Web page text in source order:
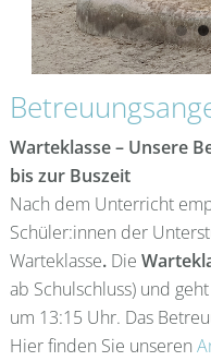
Warteklasse – Unsere
bis zur Buszeit
Nach dem Unterricht
Schüler:innen der
Warteklasse. Die
ab Schulschluss) und
um 13:15 Uhr. Das
Hier finden Sie unseren